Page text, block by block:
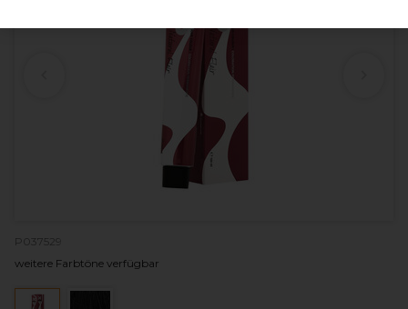
P037529
weitere Farbtöne verfügbar